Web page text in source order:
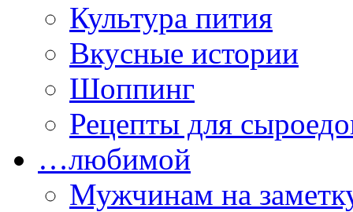
Культура пития
Вкусные истории
Шоппинг
Рецепты для
…любимой
Мужчинам на